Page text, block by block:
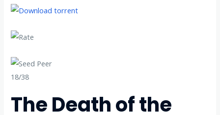
18/38
The Death of the